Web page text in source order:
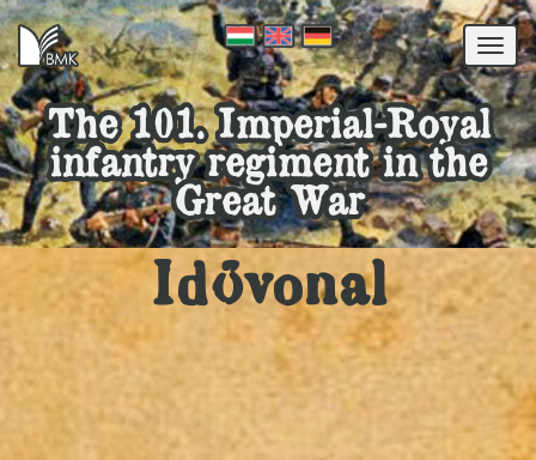
The 101. Imperial-Royal
infantry regiment in the
Great War
Idővonal